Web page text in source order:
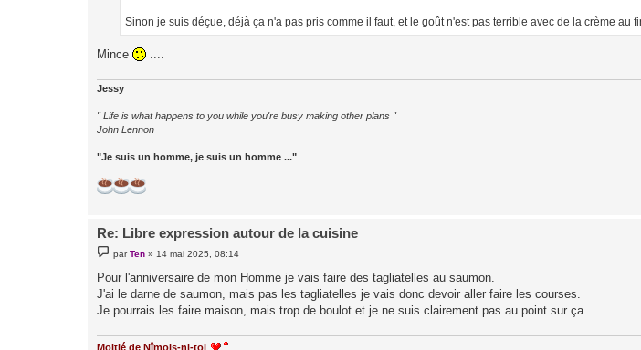
Sinon je suis déçue, déjà ça n'a pas pris comme il faut, et le goût n'est pas terrible avec de la crème au
Mince ....
Jessy
" Life is what happens to you while you're busy making other plans "
John Lennon
"Je suis un homme, je suis un homme ..."
Re: Libre expression autour de la cuisine
e
s
a
e
parTen »14 mai 2025, 08:14
Pour l'anniversaire de mon Homme je vais faire des tagliatelles au saumon.
J'ai le darne de saumon, mais pas les tagliatelles je vais donc devoir aller faire les courses.
Je pourrais les faire maison, mais trop de boulot et je ne suis clairement pas au point sur ça.
Moitié de Nîmois-ni-toi